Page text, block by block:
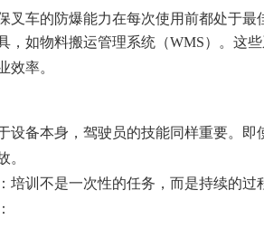
车的防爆能力在每次使用前都处于最
，如物料搬运管理系统（WMS）。这
效率。
设备本身，驾驶员的技能同样重要。
。
培训不是一次性的任务，而是持续的